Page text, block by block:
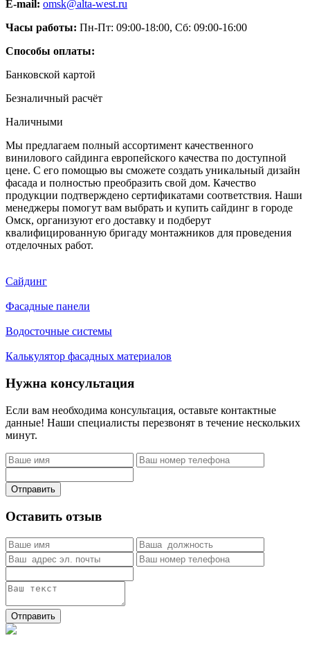
E-mail: omsk@alta-west.ru
Часы работы: Пн-Пт: 09:00-18:00, Сб: 09:00-16:00
Способы оплаты:
Банковской картой
Безналичный расчёт
Наличными
Мы предлагаем полный ассортимент качественного
винилового сайдинга европейского качества по доступной
цене. С его помощью вы сможете создать уникальный дизайн
фасада и полностью преобразить свой дом. Качество
продукции подтверждено сертификатами соответствия. Наши
менеджеры помогут вам выбрать и купить сайдинг в городе
Омск, организуют его доставку и подберут
квалифицированную бригаду монтажников для проведения
отделочных работ.
Сайдинг
Фасадные панели
Водосточные системы
Калькулятор фасадных материалов
Нужна консультация
Если вам необходима консультация, оставьте контактные
данные! Наши специалисты перезвонят в течение нескольких
минут.
Отправить
Оставить отзыв
Отправить